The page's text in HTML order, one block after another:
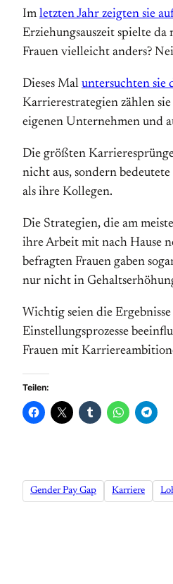
Im letzten Jahr zeigten sie
Erziehungsauszeit spielte
Frauen vielleicht anders?
Dieses Mal untersuchten sie
Karrierestrategien zählen
eigenen Unternehmen und
Die größten
nicht aus, sondern
als ihre Kollegen.
Die Strategien, die am
ihre Arbeit mit nach Hause
befragten Frauen gaben
nur nicht in
Wichtig seien die
Einstellungsprozesse
Frauen mit
Teilen:
Gender Pay Gap Karriere